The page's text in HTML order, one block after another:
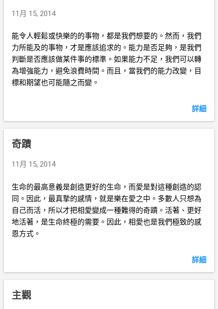
11月 15, 2014
能令人輕鬆或快樂的的事物，都是我們想要的。然而，我們
力所能及的事物，才是應該追求的。能力是否足夠，是我們
判斷是否應該做某件事的標準。如果能力不足，我們可以轉
為增強能力，避免浪費時間。而且，當我們的能力改變，目
標和期望也可能隨之而變。
詳細
奇蹟
11月 15, 2014
生命的最高意義是創造更好的生命，而愛是對這種創造的認
同。因此，最真摯的感情，就是樂在愛之中。多數人只想為
自己而活，所以才把相愛變成一種難得的奇蹟。活著、更好
地活著，是生命終極的需要。因此，相愛也是我們極致的感
恩方式。
詳細
主觀